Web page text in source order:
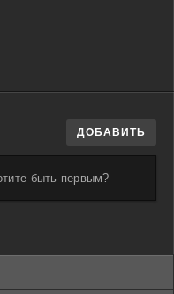
ДОБАВИТЬ
быть первым?